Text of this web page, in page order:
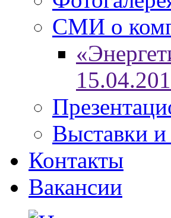
СМИ о
Выставки
Контакты
Вакансии